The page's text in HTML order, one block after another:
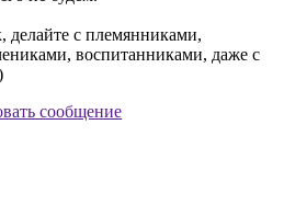
делайте с племянниками,
воспитанниками, даже с